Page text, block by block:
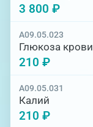
3 800 ₽
A09.05.023
Глюкоза крови
210 ₽
A09.05.031
Калий
210 ₽